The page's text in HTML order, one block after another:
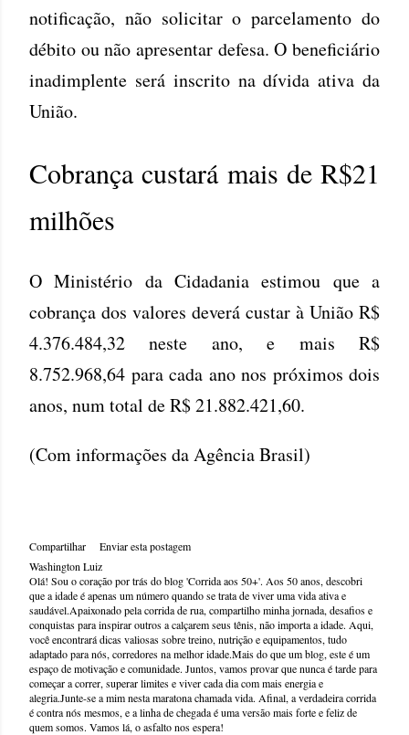
notificação, não solicitar o parcelamento do
débito ou não apresentar defesa. O beneficiário
inadimplente será inscrito na dívida ativa da
União.
Cobrança custará mais de R$21
milhões
O Ministério da Cidadania estimou que a
cobrança dos valores deverá custar à União R$
4.376.484,32 neste ano, e mais R$
8.752.968,64 para cada ano nos próximos dois
anos, num total de R$ 21.882.421,60.
(Com informações da Agência Brasil)
Compartilhar
Enviar esta postagem
Washington Luiz
Olá! Sou o coração por trás do blog 'Corrida aos 50+'. Aos 50 anos, descobri
que a idade é apenas um número quando se trata de viver uma vida ativa e
saudável.Apaixonado pela corrida de rua, compartilho minha jornada, desafios e
conquistas para inspirar outros a calçarem seus tênis, não importa a idade. Aqui,
você encontrará dicas valiosas sobre treino, nutrição e equipamentos, tudo
adaptado para nós, corredores na melhor idade.Mais do que um blog, este é um
espaço de motivação e comunidade. Juntos, vamos provar que nunca é tarde para
começar a correr, superar limites e viver cada dia com mais energia e
alegria.Junte-se a mim nesta maratona chamada vida. Afinal, a verdadeira corrida
é contra nós mesmos, e a linha de chegada é uma versão mais forte e feliz de
quem somos. Vamos lá, o asfalto nos espera!